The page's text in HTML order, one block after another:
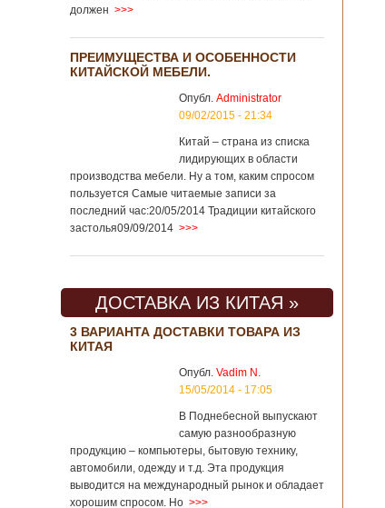
должен >>>
ПРЕИМУЩЕСТВА И ОСОБЕННОСТИ
КИТАЙСКОЙ МЕБЕЛИ.
Опубл. Administrator
09/02/2015 - 21:34
Китай – страна из списка
лидирующих в области
производства мебели. Ну а том, каким спросом
пользуется Самые читаемые записи за
последний час:20/05/2014 Традиции китайского
застолья09/09/2014 >>>
ДОСТАВКА ИЗ КИТАЯ »
3 ВАРИАНТА ДОСТАВКИ ТОВАРА ИЗ
КИТАЯ
Опубл. Vadim N.
15/05/2014 - 17:05
В Поднебесной выпускают
самую разнообразную
продукцию – компьютеры, бытовую технику,
автомобили, одежду и т.д. Эта продукция
выводится на международный рынок и обладает
хорошим спросом. Но >>>